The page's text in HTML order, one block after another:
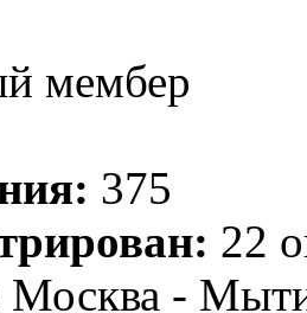
мембер
375
22
Москва -